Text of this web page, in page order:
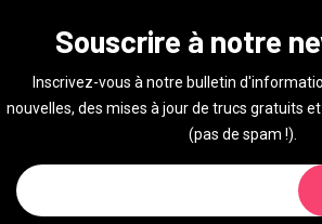
Souscrire à notre
Inscrivez-vous à notre bulletin
nouvelles, des mises à jour de trucs gratuits
(pas de spam !).